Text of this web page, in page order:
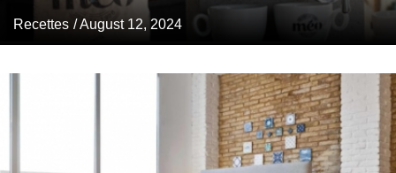
Recettes / August 12, 2024